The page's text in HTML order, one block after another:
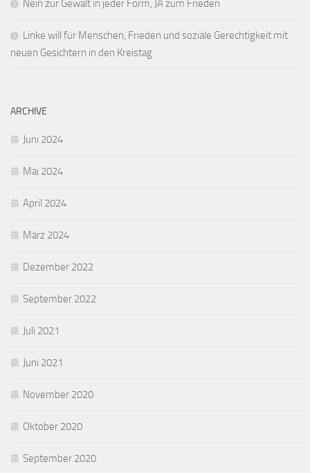
Nein zur Gewalt in jeder Form, JA zum Frieden
Linke will für Menschen, Frieden und soziale Gerechtigkeit mit
neuen Gesichtern in den Kreistag
ARCHIVE
Juni 2024
Mai 2024
April 2024
März 2024
Dezember 2022
September 2022
Juli 2021
Juni 2021
November 2020
Oktober 2020
September 2020